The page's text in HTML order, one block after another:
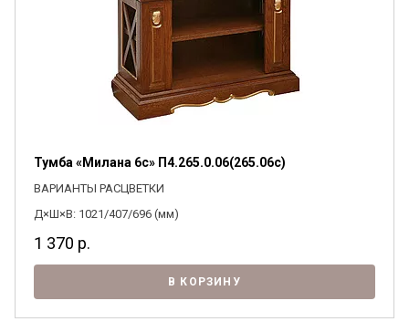
Тумба «Милана 6с» П4.265.0.06(265.06с)
ВАРИАНТЫ РАСЦВЕТКИ
Д×Ш×В: 1021/407/696 (мм)
1 370 р.
В КОРЗИНУ